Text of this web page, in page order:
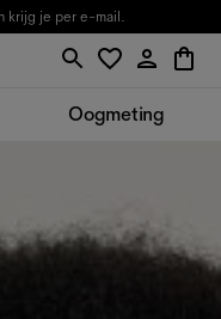
krijg je per e-mail.
Oogmeting